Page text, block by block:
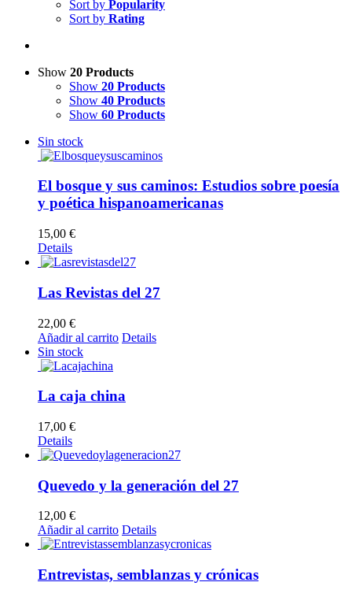
Sort by Popularity
Sort by Rating
Show 20 Products
Show 20 Products
Show 40 Products
Show 60 Products
Sin stock
El bosque y sus caminos: Estudios sobre poesía
y poética hispanoamericanas
15,00 €
Details
Las Revistas del 27
22,00 €
Añadir al carrito Details
Sin stock
La caja china
17,00 €
Details
Quevedo y la generación del 27
12,00 €
Añadir al carrito Details
Entrevistas, semblanzas y crónicas